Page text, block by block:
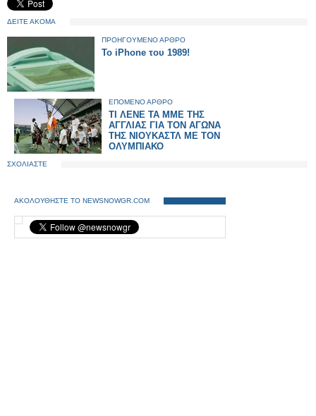
ΔΕΙΤΕ ΑΚΟΜΑ
ΠΡΟΗΓΟΥΜΕΝΟ ΑΡΘΡΟ
To iPhone του 1989!
ΕΠΟΜΕΝΟ ΑΡΘΡΟ
ΤΙ ΛΕΝΕ ΤΑ ΜΜΕ ΤΗΣ
ΑΓΓΛΙΑΣ ΓΙΑ ΤΟΝ ΑΓΩΝΑ
ΤΗΣ ΝΙΟΥΚΑΣΤΛ ΜΕ ΤΟΝ
ΟΛΥΜΠΙΑΚΟ
ΣΧΟΛΙΑΣΤΕ
ΑΚΟΛΟΥΘΗΣΤΕ ΤΟ NEWSNOWGR.COM